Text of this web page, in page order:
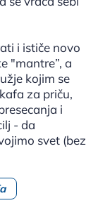
i ističe novo
"mantre”, a
kojim se
za priču,
i
- da
svet (bez